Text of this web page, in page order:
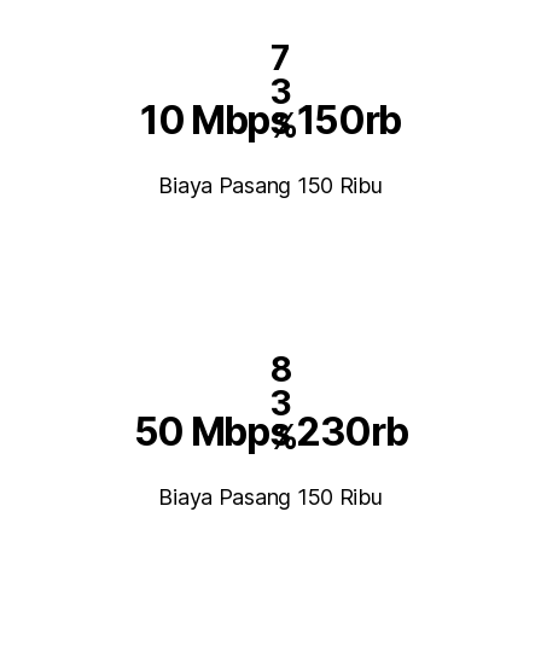
7
3
%
10 Mbps 150rb
Biaya Pasang 150 Ribu
8
3
%
50 Mbps 230rb
Biaya Pasang 150 Ribu